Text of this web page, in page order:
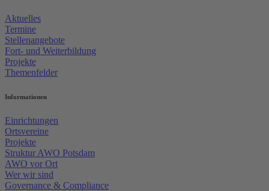
Aktuelles
Termine
Stellenangebote
Fort- und Weiterbildung
Projekte
Themenfelder
Informationen
Einrichtungen
Ortsvereine
Projekte
Struktur AWO Potsdam
AWO vor Ort
Wer wir sind
Governance & Compliance